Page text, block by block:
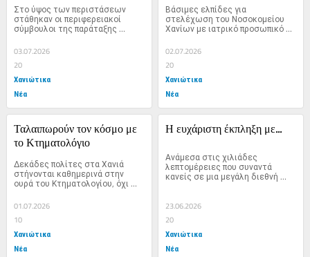
Στο ύψος των περιστάσεων
στάθηκαν οι περιφερειακοί
σύμβουλοι της παράταξης
Αρναουτάκη στην πρόσφατη
συνεδρίαση...
03.07.2026
20
Χανιώτικα
Νέα
Βάσιμες ελπίδες για
στελέχωση του Νοσοκομείου
Χανίων με ιατρικό προσωπικό
γεννά η πρόσφατη πρόταση...
02.07.2026
20
Χανιώτικα
Νέα
Ταλαιπωρούν τον κόσμο με
το Κτηματολόγιο
Δεκάδες πολίτες στα Χανιά
στήνονται καθημερινά στην
ουρά του Κτηματολογίου, όχι
επειδή έκαναν κάτι...
01.07.2026
10
Χανιώτικα
Νέα
Η ευχάριστη έκπληξη με...
Ανάμεσα στις χιλιάδες
λεπτομέρειες που συναντά
κανείς σε μια μεγάλη διεθνή
διοργάνωση όπως το...
23.06.2026
20
Χανιώτικα
Νέα